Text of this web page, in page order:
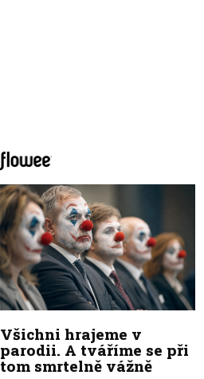
Všichni hrajeme v
parodii. A tváříme se při
tom smrtelně vážně